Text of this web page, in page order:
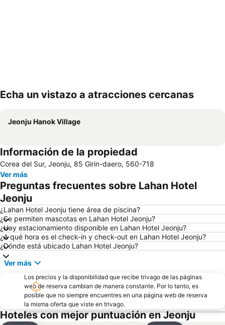
Echa un vistazo a atracciones cercanas
Jeonju Hanok Village
Información de la propiedad
Corea del Sur, Jeonju, 85 Girin-daero, 560-718
Ver más
Preguntas frecuentes sobre Lahan Hotel
Jeonju
¿Lahan Hotel Jeonju tiene área de piscina?
¿Se permiten mascotas en Lahan Hotel Jeonju?
¿Hay estacionamiento disponible en Lahan Hotel Jeonju?
¿A qué hora es el check-in y check-out en Lahan Hotel Jeonju?
¿Dónde está ubicado Lahan Hotel Jeonju?
Ver más
Los precios y la disponibilidad que recibe trivago de las páginas
web de reserva cambian de manera constante. Por lo tanto, es
posible que no siempre encuentres en una página web de reserva
la misma oferta que viste en trivago.
Hoteles con mejor puntuación en Jeonju